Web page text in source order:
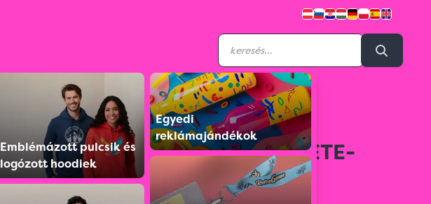
Emblémázott pulcsik és
logózott hoodiek
Egyedi
reklámajándékok
S059522T021N00E
N021 A5 NAPI FEKETE-
PIROS